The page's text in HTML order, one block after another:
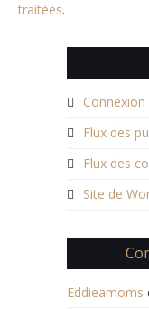
traitées.
Connexion
Flux des
Flux des
Site de
Eddieamoms